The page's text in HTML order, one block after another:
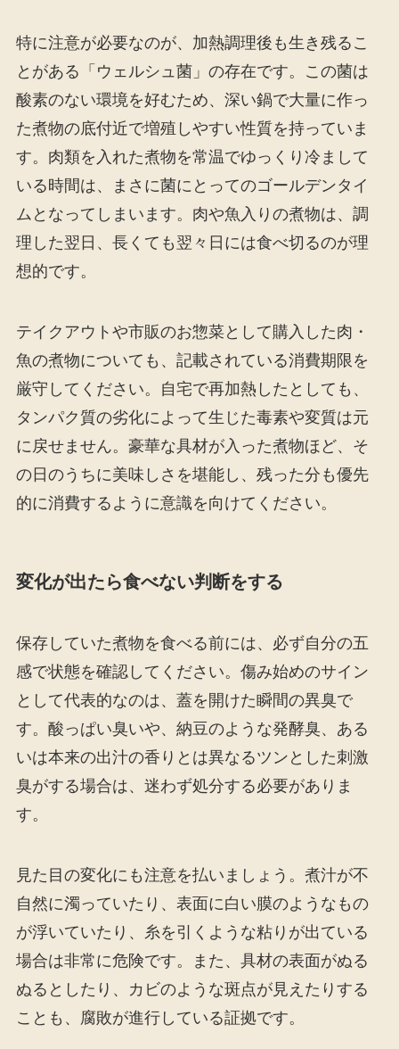
特に注意が必要なのが、加熱調理後も生き残るこ
とがある「ウェルシュ菌」の存在です。この菌は
酸素のない環境を好むため、深い鍋で大量に作っ
た煮物の底付近で増殖しやすい性質を持っていま
す。肉類を入れた煮物を常温でゆっくり冷まして
いる時間は、まさに菌にとってのゴールデンタイ
ムとなってしまいます。肉や魚入りの煮物は、調
理した翌日、長くても翌々日には食べ切るのが理
想的です。
テイクアウトや市販のお惣菜として購入した肉・
魚の煮物についても、記載されている消費期限を
厳守してください。自宅で再加熱したとしても、
タンパク質の劣化によって生じた毒素や変質は元
に戻せません。豪華な具材が入った煮物ほど、そ
の日のうちに美味しさを堪能し、残った分も優先
的に消費するように意識を向けてください。
変化が出たら食べない判断をする
保存していた煮物を食べる前には、必ず自分の五
感で状態を確認してください。傷み始めのサイン
として代表的なのは、蓋を開けた瞬間の異臭で
す。酸っぱい臭いや、納豆のような発酵臭、ある
いは本来の出汁の香りとは異なるツンとした刺激
臭がする場合は、迷わず処分する必要がありま
す。
見た目の変化にも注意を払いましょう。煮汁が不
自然に濁っていたり、表面に白い膜のようなもの
が浮いていたり、糸を引くような粘りが出ている
場合は非常に危険です。また、具材の表面がぬる
ぬるとしたり、カビのような斑点が見えたりする
ことも、腐敗が進行している証拠です。